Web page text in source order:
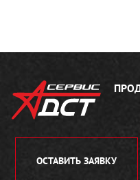
ОСТАВИТЬ ЗАЯВКУ